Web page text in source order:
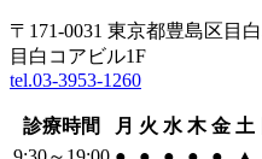
〒171-0031 東京都豊島区目
目白コアビル1F
tel.03-3953-1260
診療時間 月 火 水 木 金 土